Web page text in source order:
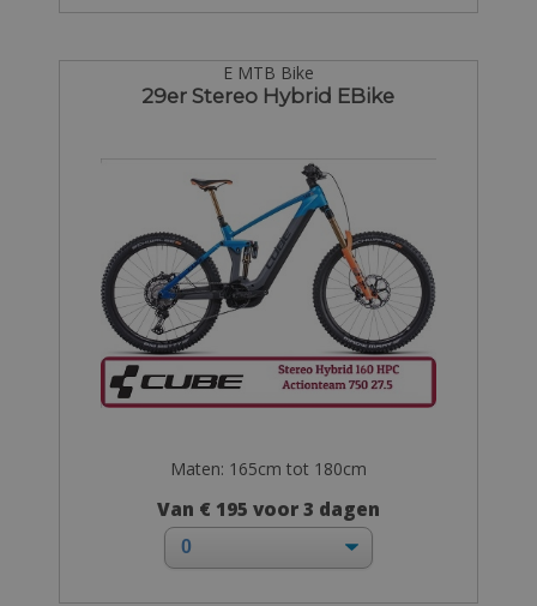
E MTB Bike
29er Stereo Hybrid EBike
Maten: 165cm tot 180cm
Van € 195 voor 3 dagen